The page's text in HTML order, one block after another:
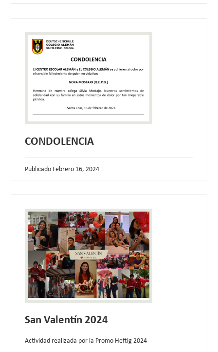
CONDOLENCIA
Publicado Febrero 16, 2024
San Valentín 2024
Actividad realizada por la Promo Heftig 2024